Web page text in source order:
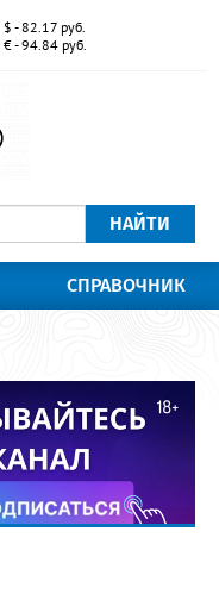
$ - 82.17 руб.
€ - 94.84 руб.
НАЙТИ
СПРАВОЧНИК